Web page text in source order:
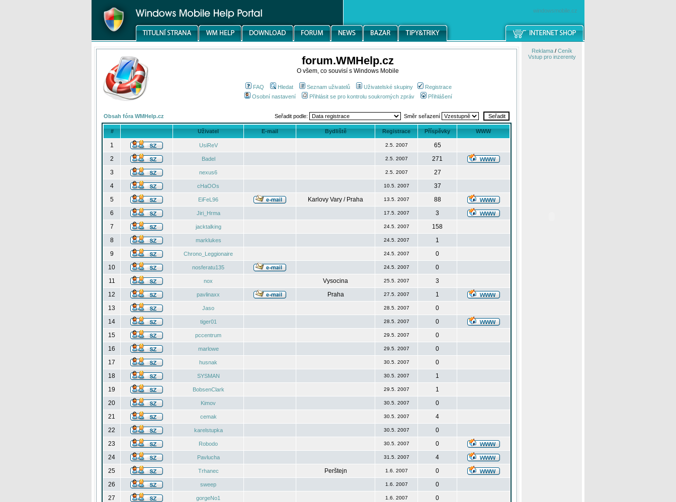
windowsmobile.cz
forum.WMHelp.cz
O všem, co souvisí s Windows Mobile
FAQ Hledat Seznam uživatelů Uživatelské skupiny
Registrace
Osobní nastavení
Přihlásit se pro kontrolu soukromých zpráv Přihlášení
Obsah fóra WMHelp.cz Seřadit podle: Směr seřazení
# Uživatel E-mail Bydliště Registrace Příspěvky WWW
1 UsiReV 2.5. 2007
65
2
Badel 2.5. 2007
271
3
nexus6 2.5. 2007
27
4
cHaOOs 10.5. 2007
37
5
EiFeL96 Karlovy Vary / Praha 13.5. 2007
88
6
Jiri_Hrma 17.5. 2007
3
7
jacktalking 24.5. 2007
158
8
marklukes 24.5. 2007
1
9
Chrono_Leggionaire 24.5. 2007
0
10
nosferatu135 24.5. 2007
0
11
nox Vysocina 25.5. 2007
3
12
pavlinaxx Praha 27.5. 2007
1
13
Jaso 28.5. 2007
0
14
tiger01 28.5. 2007
0
15
pccentrum 29.5. 2007
0
16
marlowe 29.5. 2007
0
17
husnak 30.5. 2007
0
18
SYSMAN 30.5. 2007
1
19
BobsenClark 29.5. 2007
1
20
Kimov 30.5. 2007
0
21
cemak 30.5. 2007
4
22
karelstupka 30.5. 2007
0
23
Robodo 30.5. 2007
0
24
Pavlucha 31.5. 2007
4
25
Trhanec Perštejn 1.6. 2007
0
26
sweep 1.6. 2007
0
27
gorgeNo1 1.6. 2007
0
Reklama/ Ceník
Vstup pro inzerenty